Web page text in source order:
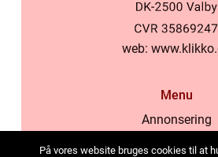
web:
Menu
Annonsering
På vores website bruges cookies til at